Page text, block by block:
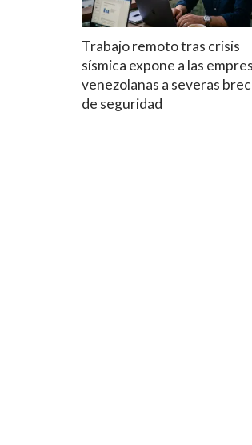
Trabajo remoto tras crisis
sísmica expone a las
venezolanas a severas
de seguridad